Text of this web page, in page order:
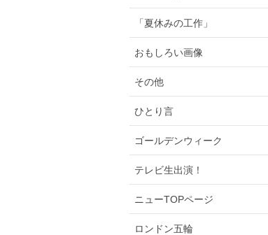
「夏休みの工作」
おもしろい画像
その他
ひとり言
ゴールデンウィーク
テレビ生出演！
ニューTOPページ
ロンドン五輪